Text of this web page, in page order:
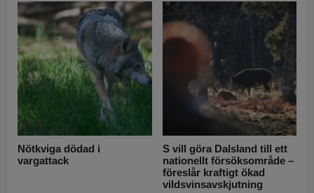
Nötkviga dödad i
vargattack
S vill göra Dalsland till ett
nationellt försöksområde –
föreslår kraftigt ökad
vildsvinsavskjutning